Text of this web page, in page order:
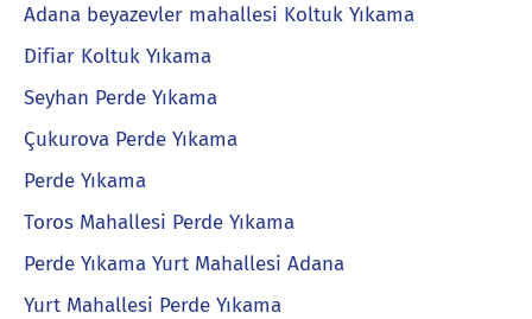
Adana beyazevler mahallesi Koltuk Yıkama
Difiar Koltuk Yıkama
Seyhan Perde Yıkama
Çukurova Perde Yıkama
Perde Yıkama
Toros Mahallesi Perde Yıkama
Perde Yıkama Yurt Mahallesi Adana
Yurt Mahallesi Perde Yıkama